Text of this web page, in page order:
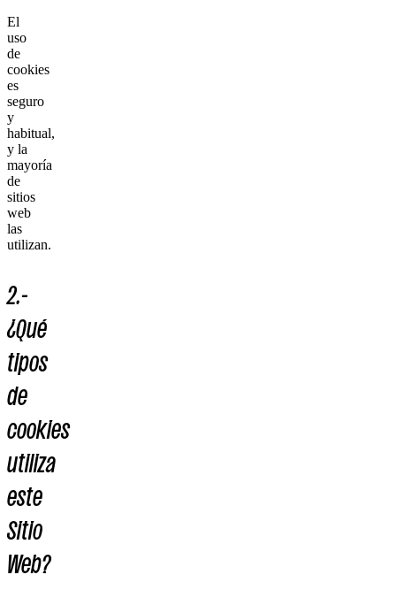
El
uso
de
cookies
es
seguro
y
habitual,
y la
mayoría
de
sitios
web
las
utilizan.
2.-
¿Qué
tipos
de
cookies
utiliza
este
Sitio
Web?